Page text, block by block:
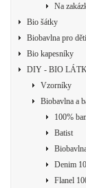
Na
Bio šátky
Biobavlna pro děti
Bio kapesníky
DIY - BIO
Vzorníky
Biobavlna a
100%
Batist
Denim
Flanel